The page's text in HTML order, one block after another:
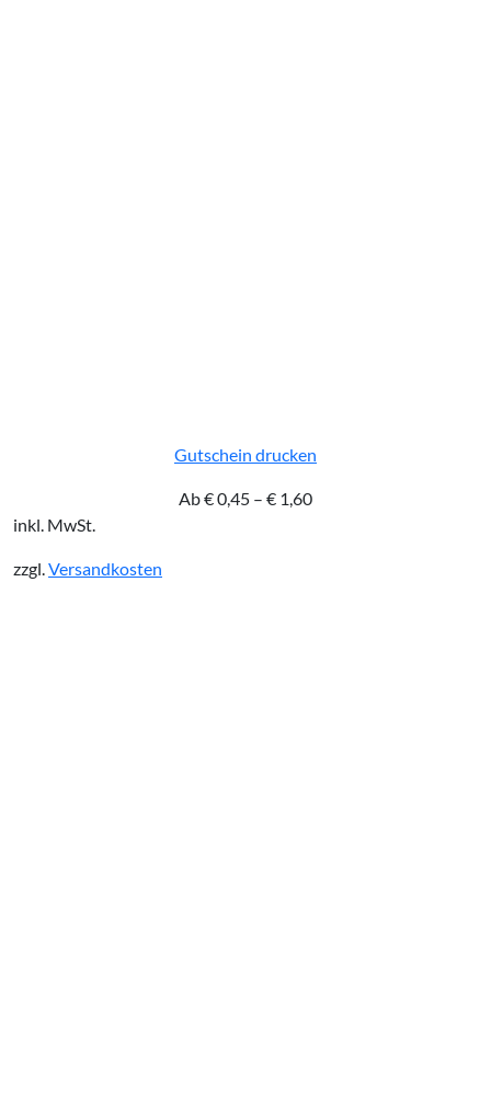
Gutschein drucken
Ab€0,45 – € 1,60
inkl. MwSt.
zzgl.Versandkosten